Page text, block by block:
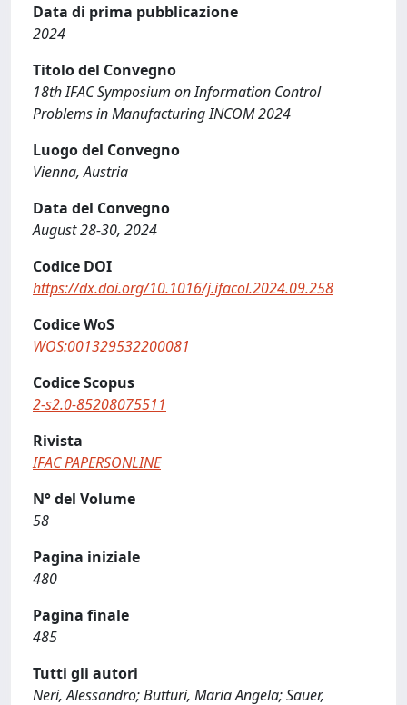
Data di prima pubblicazione
2024
Titolo del Convegno
18th IFAC Symposium on Information Control
Problems in Manufacturing INCOM 2024
Luogo del Convegno
Vienna, Austria
Data del Convegno
August 28-30, 2024
Codice DOI
https://dx.doi.org/10.1016/j.ifacol.2024.09.258
Codice WoS
WOS:001329532200081
Codice Scopus
2-s2.0-85208075511
Rivista
IFAC PAPERSONLINE
N° del Volume
58
Pagina iniziale
480
Pagina finale
485
Tutti gli autori
Neri, Alessandro; Butturi, Maria Angela; Sauer,